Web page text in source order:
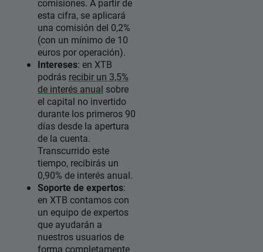
esta cifra, se aplicará
una comisión del 0,2%
(con un mínimo de 10
euros por operación).
Intereses: en XTB
podrás recibir un 3,5%
de interés anual sobre
el capital no invertido
durante los primeros 90
días desde la apertura
de la cuenta.
Transcurrido este
tiempo, recibirás un
0,90% de interés anual.
Soporte de expertos:
en XTB contamos con
un equipo de expertos
que ayudarán a
nuestros usuarios de
forma completamente